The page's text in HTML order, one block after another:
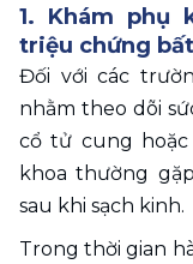
1. Khám phụ
triệu chứng
Đối với các
nhằm theo dõi
cổ tử cung
khoa thường
sau khi sạch kinh.
Trong thời gian